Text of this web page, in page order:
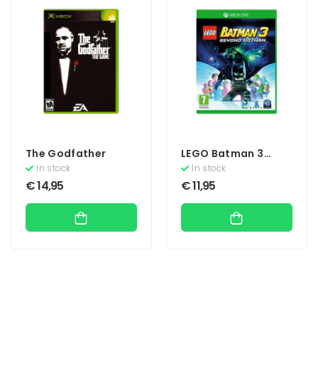
The Godfather
In stock
€14,95
LEGO Batman 3
Beyond Gotham
In stock
€11,95